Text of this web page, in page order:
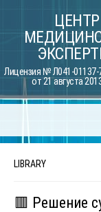
content
ЦЕНТР
Лицензия № Л041-01137-
от 21 августа
LIBRARY
🟥 Решение